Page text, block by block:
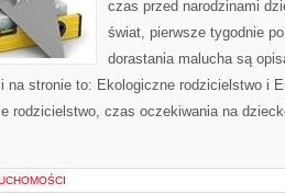
czas przed narodzinami
świat, pierwsze tygodnie
dorastania malucha są
na stronie to: Ekologiczne rodzicielstwo i
rodzicielstwo, czas oczekiwania na